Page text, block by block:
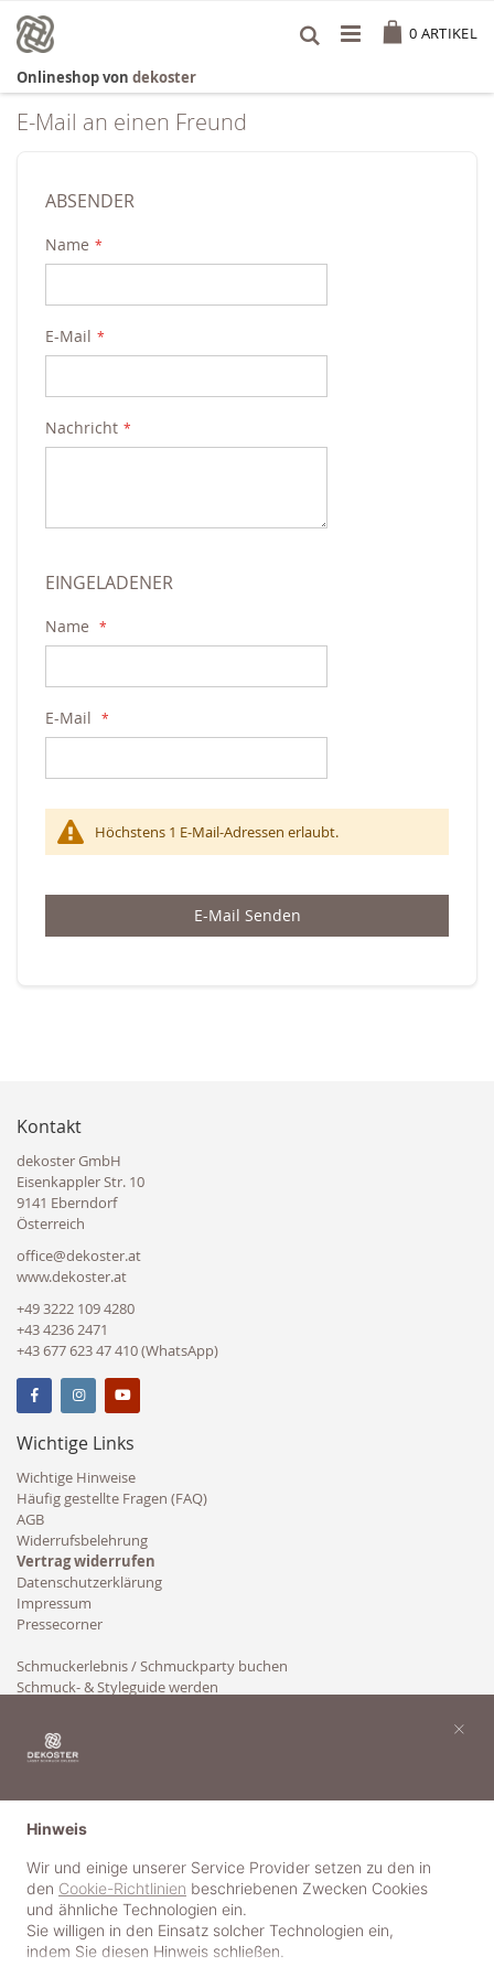
Inhalt
springen
0 ARTIKEL
Onlineshop von dekoster
E-Mail an einen Freund
ABSENDER
Name
E-Mail
Nachricht
EINGELADENER
Name
E-Mail
Höchstens 1 E-Mail-Adressen erlaubt.
E-Mail Senden
Kontakt
dekoster GmbH
Eisenkappler Str. 10
9141 Eberndorf
Österreich
office@dekoster.at
www.dekoster.at
+49 3222 109 4280
+43 4236 2471
+43 677 623 47 410 (WhatsApp)
Wichtige Links
Wichtige Hinweise
Häufig gestellte Fragen (FAQ)
AGB
Widerrufsbelehrung
Vertrag widerrufen
Datenschutzerklärung
Impressum
Pressecorner
Schmuckerlebnis / Schmuckparty buchen
Schmuck- & Styleguide werden
Hinweis
Wir und einige unserer Service Provider setzen zu den in
den Cookie-Richtlinien beschriebenen Zwecken Cookies
und ähnliche Technologien ein.
Sie willigen in den Einsatz solcher Technologien ein,
indem Sie diesen Hinweis schließen.
×